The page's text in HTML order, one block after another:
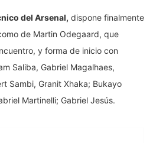
del Arsenal, dispone finalmente
de Martin Odegaard, que
y forma de inicio con
Saliba, Gabriel Magalhaes,
Sambi, Granit Xhaka; Bukayo
Martinelli; Gabriel Jesús.